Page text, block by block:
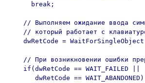
      break;
// Выполняем ожидание ввода
// который работает с
dwRetCode =
// При возникновении ошибки
    if(dwRetCode == WAIT_FAILED ||
       dwRetCode == WAIT_ABANDONED)